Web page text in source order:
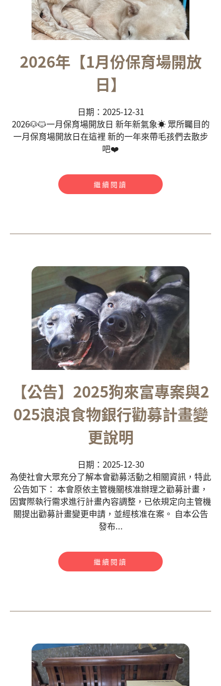
2026年【1月份保育場開放
日】
日期：2025-12-31
2026🐶🐱一月保育場開放日 新年新氣象☀️ 眾所矚目的
一月保育場開放日在這裡 新的一年來帶毛孩們去散步
吧❤️
繼續閱讀
【公告】2025狗來富專案與2
025浪浪食物銀行勸募計畫變
更說明
日期：2025-12-30
為使社會大眾充分了解本會勸募活動之相關資訊，特此
公告如下： 本會原依主管機關核准辦理之勸募計畫，
因實際執行需求進行計畫內容調整，已依規定向主管機
關提出勸募計畫變更申請，並經核准在案。 自本公告
發布...
繼續閱讀